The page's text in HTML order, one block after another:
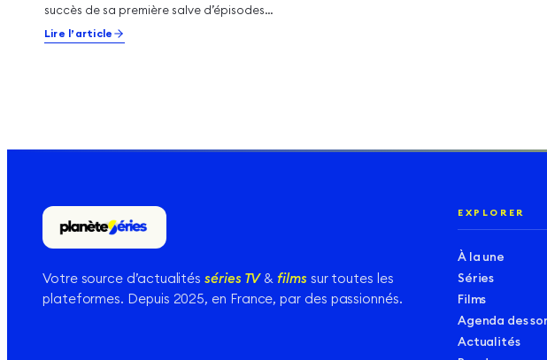
succès de sa première salve d’épisodes
lancée en avril. La…
Lire l’article
Votre source d’actualitésséries TV&filmssur toutes les
plateformes. Depuis 2025, en France, par des passionnés.
EXPLORER
À la une
Séries
Films
Agenda des
Actualités